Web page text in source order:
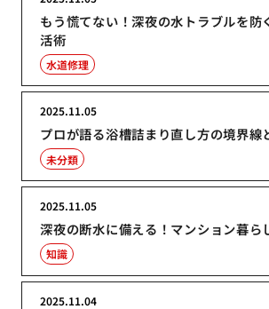
もう慌てない！深夜の水トラブルを防
活術
水道修理
プロが語る浴槽詰まり直し方の境界線
2025.11.05
未分類
深夜の断水に備える！マンション暮ら
2025.11.05
知識
2025.11.04